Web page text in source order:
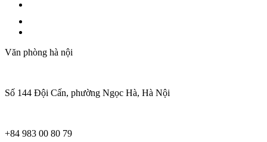
Văn phòng hà nội
Số 144 Đội Cấn, phường Ngọc Hà, Hà Nội
+84 983 00 80 79